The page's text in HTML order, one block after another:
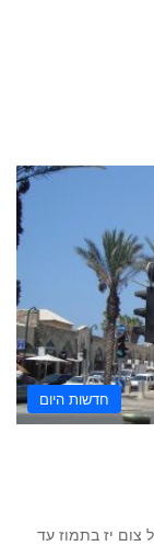
חדשות היום
צום יז בתמוז עד